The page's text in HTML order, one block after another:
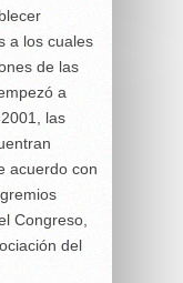
a los cuales
de las
a
las
acuerdo con
Congreso,
del